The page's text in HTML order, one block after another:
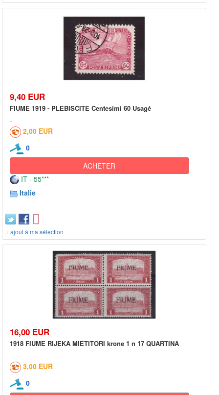
9,40 EUR
FIUME 1919 - PLEBISCITE Centesimi 60 Usagé
2,00 EUR
0
ACHETER
IT - 55***
Italie
+ ajout à ma sélection
16,00 EUR
1918 FIUME RIJEKA MIETITORI krone 1 n 17 QUARTINA
3,00 EUR
0